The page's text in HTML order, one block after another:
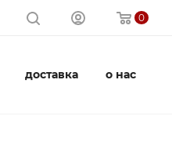
0
доставка о нас